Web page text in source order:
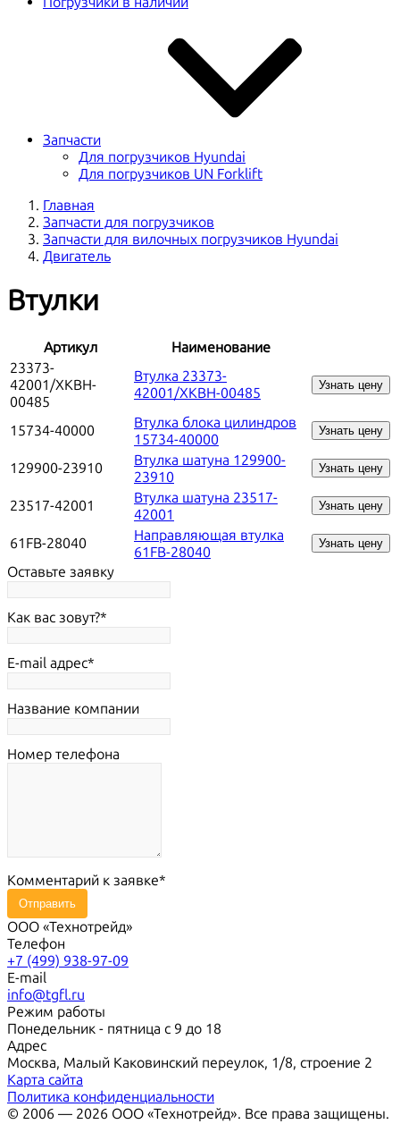
Запчасти
Для погрузчиков Hyundai
Для погрузчиков UN Forklift
Главная
Запчасти для погрузчиков
Запчасти для вилочных погрузчиков Hyundai
Двигатель
Втулки
Артикул
Наименование
23373-
42001/XKBH-
00485
Втулка 23373-
42001/XKBH-00485
Узнать цену
15734-40000
Втулка блока цилиндров
15734-40000
Узнать цену
129900-23910
Втулка шатуна 129900-
23910
Узнать цену
23517-42001
Втулка шатуна 23517-
42001
Узнать цену
61FB-28040
Направляющая втулка
61FB-28040
Узнать цену
Оставьте заявку
Как вас зовут?
E-mail адрес
Название компании
Номер телефона
Комментарий к заявке
Отправить
ООО «Технотрейд»
Телефон
+7 (499) 938-97-09
E-mail
info@tgfl.ru
Режим работы
Понедельник - пятница с 9 до 18
Адрес
Москва, Малый Каковинский переулок, 1/8, строение 2
Карта сайта
Политика конфиденциальности
© 2006 — 2026 ООО «Технотрейд». Все права защищены.